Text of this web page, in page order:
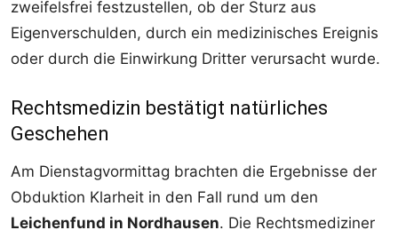
zweifelsfrei festzustellen, ob der Sturz aus
Eigenverschulden, durch ein medizinisches Ereignis
oder durch die Einwirkung Dritter verursacht wurde.
Rechtsmedizin bestätigt natürliches
Geschehen
Am Dienstagvormittag brachten die Ergebnisse der
Obduktion Klarheit in den Fall rund um den
Leichenfund in Nordhausen. Die Rechtsmediziner